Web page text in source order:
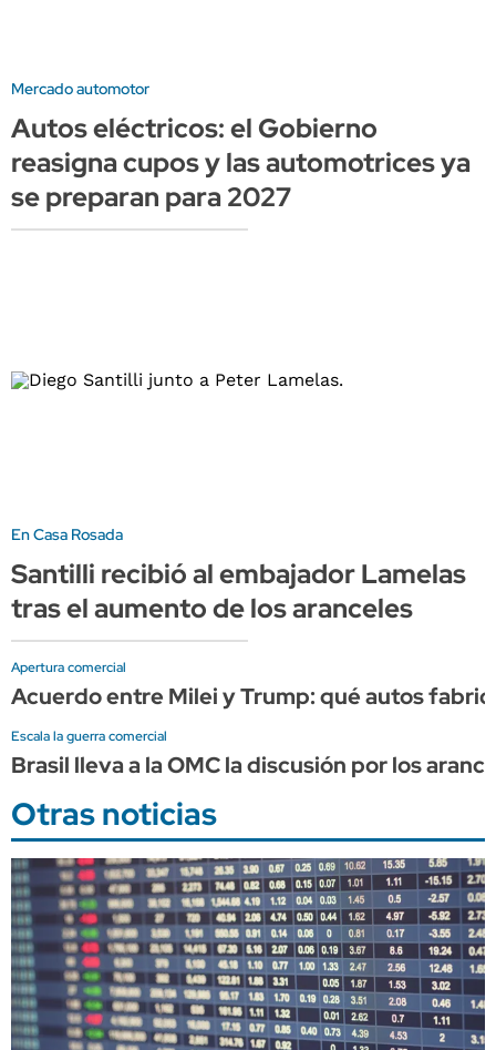
Mercado automotor
Autos eléctricos: el Gobierno
reasigna cupos y las automotrices ya
se preparan para 2027
En Casa Rosada
Santilli recibió al embajador Lamelas
tras el aumento de los aranceles
Apertura comercial
Acuerdo entre Milei y Trump: qué autos
Escala la guerra comercial
Brasil lleva a la OMC la discusión por los
Otras noticias